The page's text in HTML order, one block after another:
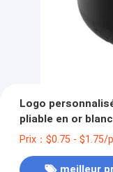
Logo
pliable en or
magnétique avec
Prix：$0.75 - $1.75/
meilleur